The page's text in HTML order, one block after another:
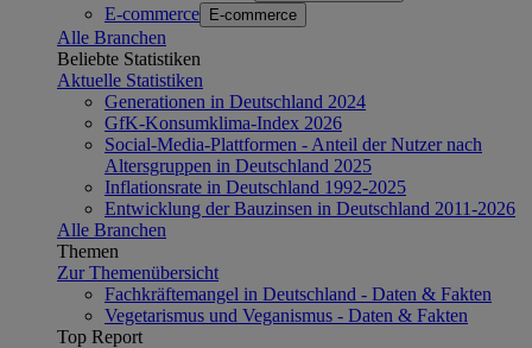
E-commerce E-commerce
Alle Branchen
Beliebte Statistiken
Aktuelle Statistiken
Generationen in Deutschland 2024
GfK-Konsumklima-Index 2026
Social-Media-Plattformen - Anteil der Nutzer nach
Altersgruppen in Deutschland 2025
Inflationsrate in Deutschland 1992-2025
Entwicklung der Bauzinsen in Deutschland 2011-2026
Alle Branchen
Themen
Zur Themenübersicht
Fachkräftemangel in Deutschland - Daten & Fakten
Vegetarismus und Veganismus - Daten & Fakten
Top Report